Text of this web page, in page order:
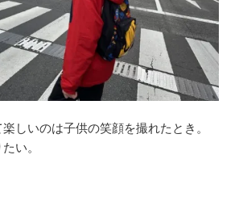
しいのは子供の笑顔を撮れたとき。
い。